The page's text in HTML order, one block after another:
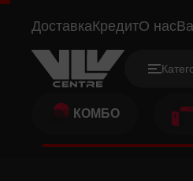
PANASONIC NN-
ДоставкаКредитО нас
КОМБО